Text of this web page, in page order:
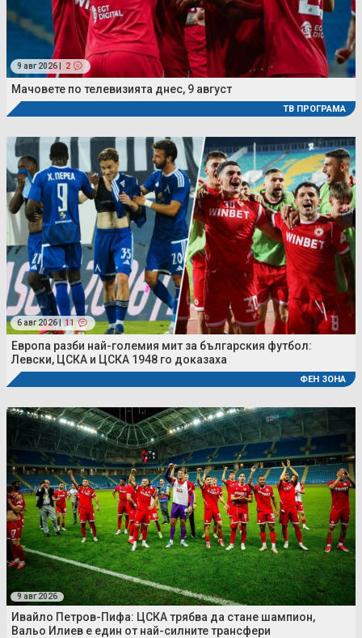
9 авг 2026 | 2
Мачовете по телевизията днес, 9 август
ТВ ПРОГРАМА
6 авг 2026 | 11
Европа разби най-големия мит за българския футбол:
Левски, ЦСКА и ЦСКА 1948 го доказаха
ФЕН ЗОНА
9 авг 2026
Ивайло Петров-Пифа: ЦСКА трябва да стане шампион,
Вальо Илиев е един от най-силните трансфери